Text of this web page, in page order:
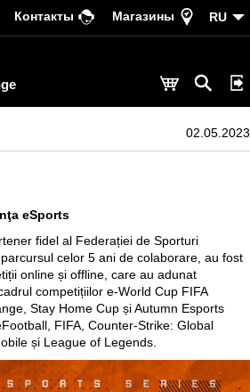
Контакты Магазины RU
02.05.2023
eSports
fidel al Federației de Sporturi
celor 5 ani de colaborare, au fost
online și offline, care au adunat
competițiilor e-World Cup FIFA
Stay Home Cup și Autumn Esports
FIFA, Counter-Strike: Global
și League of Legends.